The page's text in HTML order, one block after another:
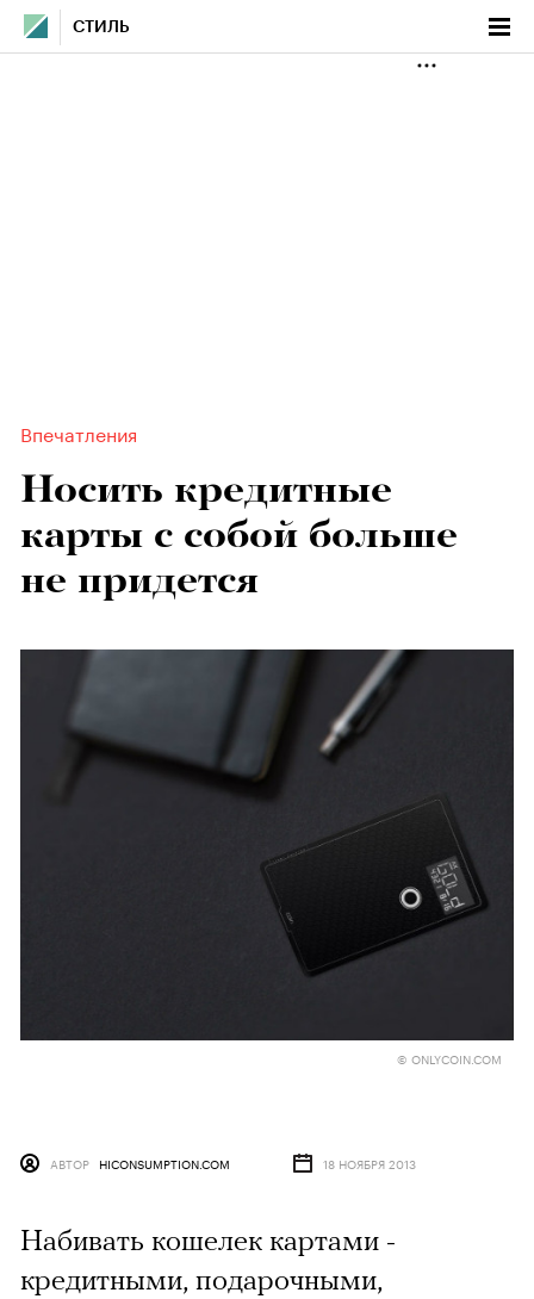
СТИЛЬ
Впечатления
Носить кредитные
карты с собой больше
не придется
© ONLYCOIN.COM
АВТОР HICONSUMPTION.COM 18 НОЯБРЯ 2013
Набивать кошелек картами -
кредитными, подарочными,